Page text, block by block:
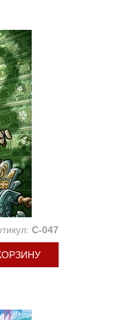
C-047